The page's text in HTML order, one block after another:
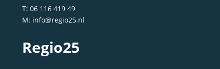
T: 06 116 419 49
M: info@regio25.nl
Regio25